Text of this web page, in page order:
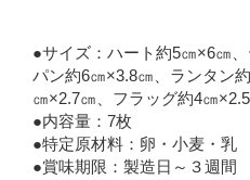
●サイズ：ハート約5㎝×6㎝
パン約6㎝×3.8㎝、ランタン
㎝×2.7㎝、フラッグ約4㎝
●内容量：7枚
●特定原材料：卵・小麦・乳
●賞味期限：製造日～３週